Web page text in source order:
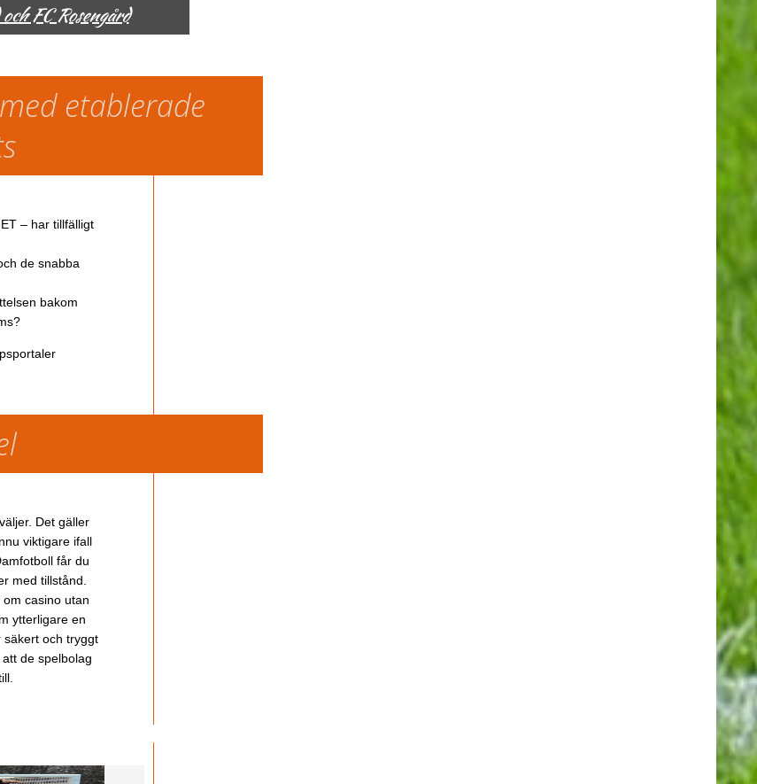
FC Rosengård
etablerade
– har tillfälligt
de snabba
bakom
Det gäller
viktigare ifall
får du
med tillstånd.
casino utan
ytterligare en
säkert och tryggt
de spelbolag